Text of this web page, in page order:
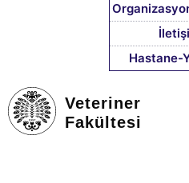
Hastane-
Veteriner
Fakültesi